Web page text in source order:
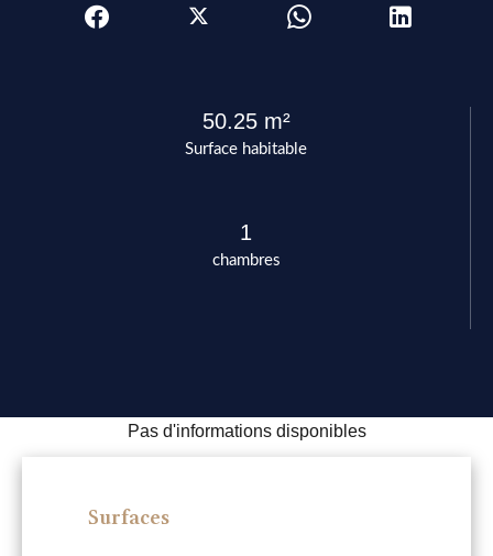
Surface habitable
50.25 m²
chambres
1
Pas d'informations disponibles
Surfaces